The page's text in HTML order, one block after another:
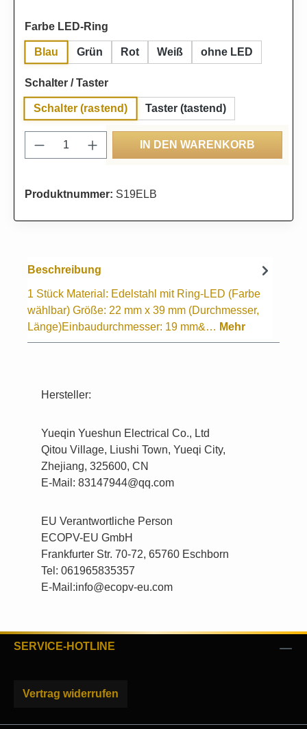
Farbe LED-Ring
Blau Grün Rot Weiß ohne LED
Schalter / Tasterauswählen
Schalter (rastend) Taster (tastend)
Produkt Anzahl: Gib den gewünschten
IN DEN WARENKORB
Produktnummer: S19ELB
Beschreibung
1 Stück Material: Edelstahl mit Ring-LED (Farbe
wählbar) Größe: 22 mm x 39 mm (Durchmesser,
Länge)Einbaudurchmesser: 19 mm&… Mehr
Hersteller:
Yueqin Yueshun Electrical Co., Ltd
Qitou Village, Liushi Town, Yueqi City,
Zhejiang, 325600, CN
E-Mail: 83147944@qq.com
EU Verantwortliche Person
ECOPV-EU GmbH
Frankfurter Str. 70-72, 65760 Eschborn
Tel: 061965835357
E-Mail:info@ecopv-eu.com
SERVICE-HOTLINE
Vertrag widerrufen